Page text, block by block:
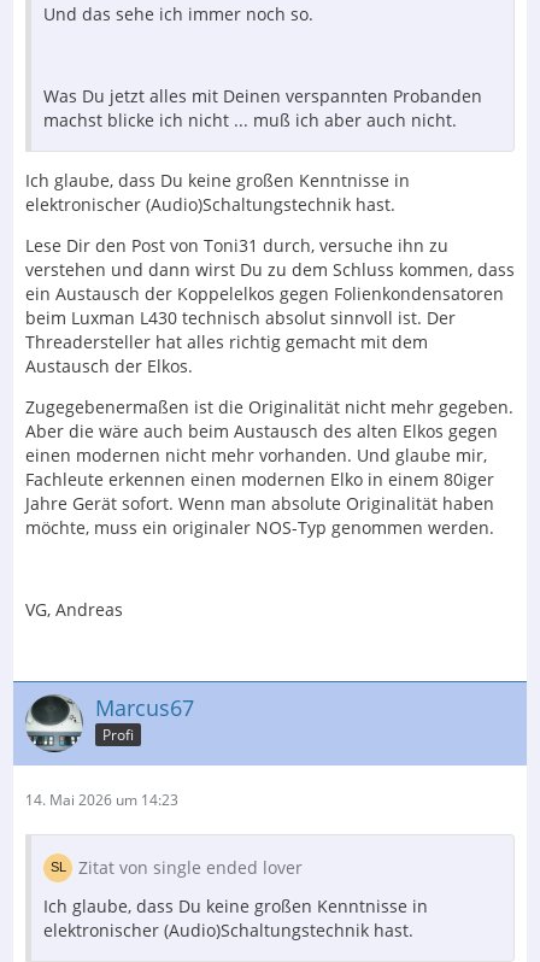
Und das sehe ich immer noch so.
Was Du jetzt alles mit Deinen verspannten Probanden
machst blicke ich nicht ... muß ich aber auch nicht.
Ich glaube, dass Du keine großen Kenntnisse in
elektronischer (Audio)Schaltungstechnik hast.
Lese Dir den Post von Toni31 durch, versuche ihn zu
verstehen und dann wirst Du zu dem Schluss kommen, dass
ein Austausch der Koppelelkos gegen Folienkondensatoren
beim Luxman L430 technisch absolut sinnvoll ist. Der
Threadersteller hat alles richtig gemacht mit dem
Austausch der Elkos.
Zugegebenermaßen ist die Originalität nicht mehr gegeben.
Aber die wäre auch beim Austausch des alten Elkos gegen
einen modernen nicht mehr vorhanden. Und glaube mir,
Fachleute erkennen einen modernen Elko in einem 80iger
Jahre Gerät sofort. Wenn man absolute Originalität haben
möchte, muss ein originaler NOS-Typ genommen werden.
VG, Andreas
Marcus67
Profi
14. Mai 2026 um 14:23
Zitat von single ended lover
Ich glaube, dass Du keine großen Kenntnisse in
elektronischer (Audio)Schaltungstechnik hast.